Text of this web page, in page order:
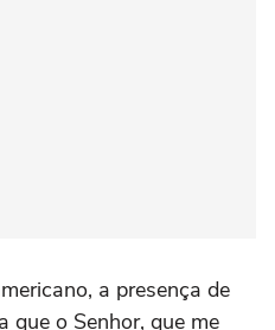
a presença de
que o Senhor, que me